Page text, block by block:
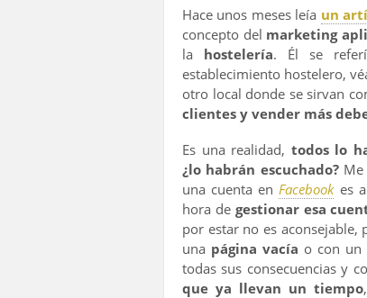
Hace unos meses leía un
concepto del marketing
la hostelería. Él se
establecimiento hostelero,
otro local donde se sirvan
clientes y vender más
Es una realidad, todos lo
¿lo habrán escuchado?Me
una cuenta enFacebookes
hora de gestionar esa
por estar no es
una página vacía o con un
todas sus consecuencias y
que ya llevan un tiempo